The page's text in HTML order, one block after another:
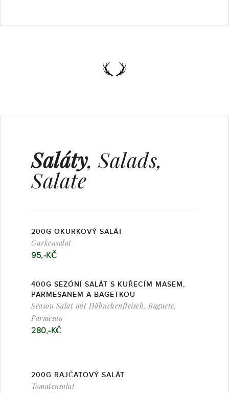
Saláty, Salads,
Salate
200G OKURKOVÝ SALÁT
Gurkensalat
95,-KČ
400G SEZÓNÍ SALÁT S KUŘECÍM MASEM,
PARMESANEM A BAGETKOU
Season Salat mit Hähnchenfleisch, Baguete,
Parmesan
280,-KČ
200G RAJČATOVÝ SALÁT
Tomatensalat